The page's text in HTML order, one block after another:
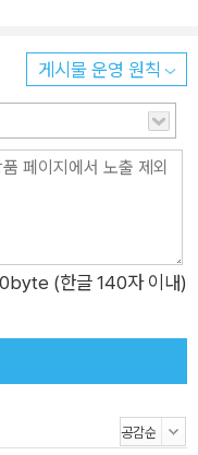
게시물 운영 원칙
(한글 140자 이내)